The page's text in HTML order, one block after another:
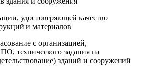
удостоверяющей качество
и материалов
с организацией,
технического задания на
зданий и сооружений